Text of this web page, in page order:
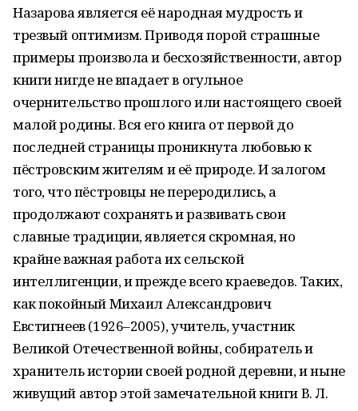
Назарова является её народная мудрость и
трезвый оптимизм. Приводя порой страшные
примеры произвола и бесхозяйственности, автор
книги нигде не впадает в огульное
очернительство прошлого или настоящего своей
малой родины. Вся его книга от первой до
последней страницы проникнута любовью к
пёстровским жителям и её природе. И залогом
того, что пёстровцы не переродились, а
продолжают сохранять и развивать свои
славные традиции, является скромная, но
крайне важная работа их сельской
интеллигенции, и прежде всего краеведов. Таких,
как покойный Михаил Александрович
Евстигнеев (1926–2005), учитель, участник
Великой Отечественной войны, собиратель и
хранитель истории своей родной деревни, и ныне
живущий автор этой замечательной книги В. Л.